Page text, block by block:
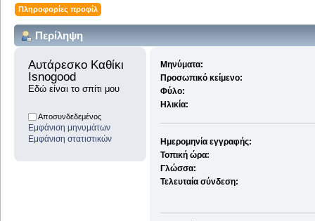
Πληροφορίες προφίλ
Περίληψη
Αυτάρεσκο Καθίκι
Isnogood
Εδώ είναι το σπίτι μου
Αποσυνδεδεμένος
Εμφάνιση μηνυμάτων
Εμφάνιση στατιστικών
Μηνύματα:
Προσωπικό κείμενο:
Φύλο:
Ηλικία:
Ημερομηνία εγγραφής:
Τοπική ώρα:
Γλώσσα:
Τελευταία σύνδεση: